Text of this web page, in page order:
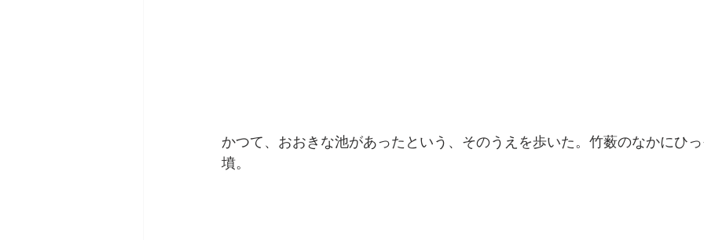
かつて、おおきな池があったという、そのうえを歩いた。竹薮のなかにひ
墳。